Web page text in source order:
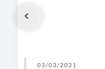
03/03/2021